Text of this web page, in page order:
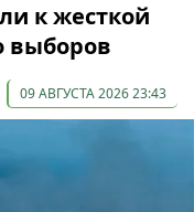
к жесткой
выборов
09 АВГУСТА 2026 23:43